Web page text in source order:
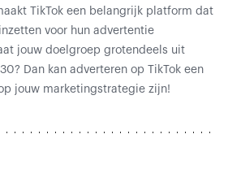
TikTok een belangrijk platform dat
voor hun advertentie
jouw doelgroep grotendeels uit
Dan kan adverteren op TikTok een
jouw marketingstrategie zijn!